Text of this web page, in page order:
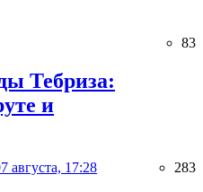
83
Тебриза:
и
августа, 17:28 283